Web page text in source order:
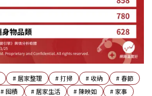
# 居家整理 #打掃 # 收納 # 春節
#囤積 # 居家生活 # 陳映如 # 家事